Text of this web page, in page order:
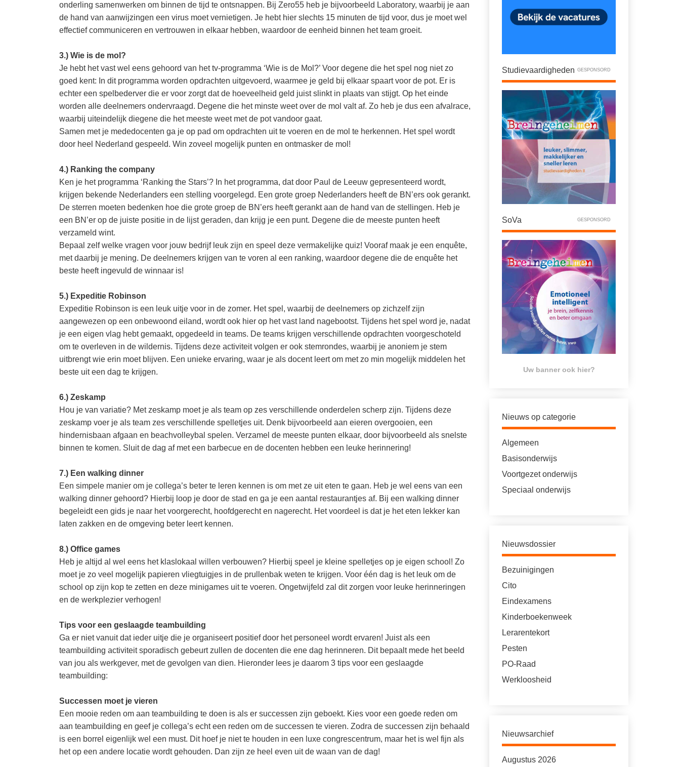
onderling samenwerken om binnen de tijd te ontsnappen. Bij Zero55 heb je bijvoorbeeld Laboratory, waarbij je aan
de hand van aanwijzingen een virus moet vernietigen. Je hebt hier slechts 15 minuten de tijd voor, dus je moet wel
effectief communiceren en vertrouwen in elkaar hebben, waardoor de eenheid binnen het team groeit.
3.) Wie is de mol?
Je hebt het vast wel eens gehoord van het tv-programma ‘Wie is de Mol?’ Voor degene die het spel nog niet zo
goed kent: In dit programma worden opdrachten uitgevoerd, waarmee je geld bij elkaar spaart voor de pot. Er is
echter een spelbederver die er voor zorgt dat de hoeveelheid geld juist slinkt in plaats van stijgt. Op het einde
worden alle deelnemers ondervraagd. Degene die het minste weet over de mol valt af. Zo heb je dus een afvalrace,
waarbij uiteindelijk diegene die het meeste weet met de pot vandoor gaat.
Samen met je mededocenten ga je op pad om opdrachten uit te voeren en de mol te herkennen. Het spel wordt
door heel Nederland gespeeld. Win zoveel mogelijk punten en ontmasker de mol!
4.) Ranking the company
Ken je het programma ‘Ranking the Stars’? In het programma, dat door Paul de Leeuw gepresenteerd wordt,
krijgen bekende Nederlanders een stelling voorgelegd. Een grote groep Nederlanders heeft de BN’ers ook gerankt.
De sterren moeten bedenken hoe die grote groep de BN’ers heeft gerankt aan de hand van de stellingen. Heb je
een BN’er op de juiste positie in de lijst geraden, dan krijg je een punt. Degene die de meeste punten heeft
verzameld wint.
Bepaal zelf welke vragen voor jouw bedrijf leuk zijn en speel deze vermakelijke quiz! Vooraf maak je een enquête,
met daarbij je mening. De deelnemers krijgen van te voren al een ranking, waardoor degene die de enquête het
beste heeft ingevuld de winnaar is!
5.) Expeditie Robinson
Expeditie Robinson is een leuk uitje voor in de zomer. Het spel, waarbij de deelnemers op zichzelf zijn
aangewezen op een onbewoond eiland, wordt ook hier op het vast land nagebootst. Tijdens het spel word je, nadat
je een eigen vlag hebt gemaakt, opgedeeld in teams. De teams krijgen verschillende opdrachten voorgeschoteld
om te overleven in de wildernis. Tijdens deze activiteit volgen er ook stemrondes, waarbij je anoniem je stem
uitbrengt wie erin moet blijven. Een unieke ervaring, waar je als docent leert om met zo min mogelijk middelen het
beste uit een dag te krijgen.
6.) Zeskamp
Hou je van variatie? Met zeskamp moet je als team op zes verschillende onderdelen scherp zijn. Tijdens deze
zeskamp voer je als team zes verschillende spelletjes uit. Denk bijvoorbeeld aan eieren overgooien, een
hindernisbaan afgaan en beachvolleybal spelen. Verzamel de meeste punten elkaar, door bijvoorbeeld als snelste
binnen te komen. Sluit de dag af met een barbecue en de docenten hebben een leuke herinnering!
7.) Een walking dinner
Een simpele manier om je collega’s beter te leren kennen is om met ze uit eten te gaan. Heb je wel eens van een
walking dinner gehoord? Hierbij loop je door de stad en ga je een aantal restaurantjes af. Bij een walking dinner
begeleidt een gids je naar het voorgerecht, hoofdgerecht en nagerecht. Het voordeel is dat je het eten lekker kan
laten zakken en de omgeving beter leert kennen.
8.) Office games
Heb je altijd al wel eens het klaslokaal willen verbouwen? Hierbij speel je kleine spelletjes op je eigen school! Zo
moet je zo veel mogelijk papieren vliegtuigjes in de prullenbak weten te krijgen. Voor één dag is het leuk om de
school op zijn kop te zetten en deze minigames uit te voeren. Ongetwijfeld zal dit zorgen voor leuke herinneringen
en de werkplezier verhogen!
Tips voor een geslaagde teambuilding
Ga er niet vanuit dat ieder uitje die je organiseert positief door het personeel wordt ervaren! Juist als een
teambuilding activiteit sporadisch gebeurt zullen de docenten die ene dag herinneren. Dit bepaalt mede het beeld
van jou als werkgever, met de gevolgen van dien. Hieronder lees je daarom 3 tips voor een geslaagde
teambuilding:
Successen moet je vieren
Een mooie reden om aan teambuilding te doen is als er successen zijn geboekt. Kies voor een goede reden om
aan teambuilding en geef je collega’s echt een reden om de successen te vieren. Zodra de successen zijn behaald
is een borrel eigenlijk wel een must. Dit hoef je niet te houden in een luxe congrescentrum, maar het is wel fijn als
het op een andere locatie wordt gehouden. Dan zijn ze heel even uit de waan van de dag!
Studievaardigheden GESPONSORD
SoVa GESPONSORD
Uw banner ook hier?
Nieuws op categorie
Algemeen
Basisonderwijs
Voortgezet onderwijs
Speciaal onderwijs
Nieuwsdossier
Bezuinigingen
Cito
Eindexamens
Kinderboekenweek
Lerarentekort
Pesten
PO-Raad
Werkloosheid
Nieuwsarchief
Augustus 2026